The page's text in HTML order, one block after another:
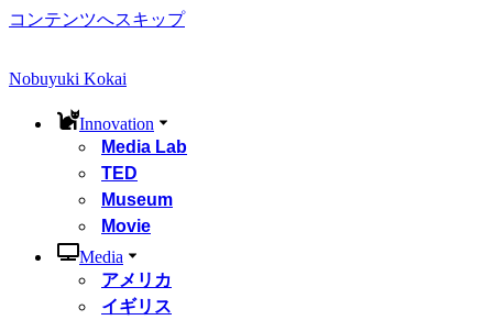
コンテンツへスキップ
Nobuyuki Kokai
Innovation
Media Lab
TED
Museum
Movie
Media
アメリカ
イギリス